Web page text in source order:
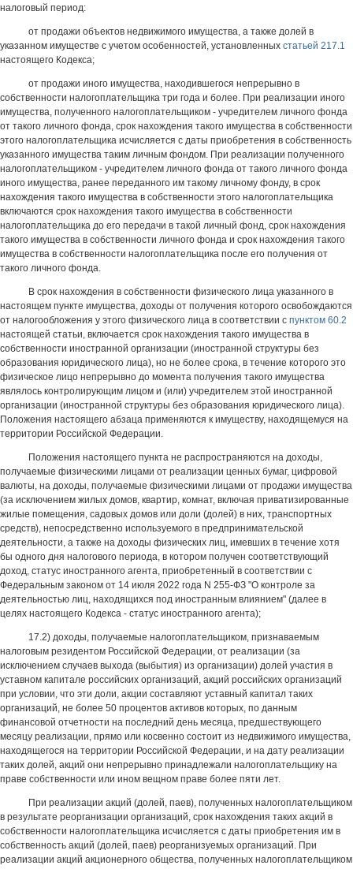
налоговый период:
от продажи объектов недвижимого имущества, а также долей в
указанном имуществе с учетом особенностей, установленных статьей 217.1
настоящего Кодекса;
от продажи иного имущества, находившегося непрерывно в
собственности налогоплательщика три года и более. При реализации иного
имущества, полученного налогоплательщиком - учредителем личного фонда
от такого личного фонда, срок нахождения такого имущества в собственности
этого налогоплательщика исчисляется с даты приобретения в собственность
указанного имущества таким личным фондом. При реализации полученного
налогоплательщиком - учредителем личного фонда от такого личного фонда
иного имущества, ранее переданного им такому личному фонду, в срок
нахождения такого имущества в собственности этого налогоплательщика
включаются срок нахождения такого имущества в собственности
налогоплательщика до его передачи в такой личный фонд, срок нахождения
такого имущества в собственности личного фонда и срок нахождения такого
имущества в собственности налогоплательщика после его получения от
такого личного фонда.
В срок нахождения в собственности физического лица указанного в
настоящем пункте имущества, доходы от получения которого освобождаются
от налогообложения у этого физического лица в соответствии с пунктом 60.2
настоящей статьи, включается срок нахождения такого имущества в
собственности иностранной организации (иностранной структуры без
образования юридического лица), но не более срока, в течение которого это
физическое лицо непрерывно до момента получения такого имущества
являлось контролирующим лицом и (или) учредителем этой иностранной
организации (иностранной структуры без образования юридического лица).
Положения настоящего абзаца применяются к имуществу, находящемуся на
территории Российской Федерации.
Положения настоящего пункта не распространяются на доходы,
получаемые физическими лицами от реализации ценных бумаг, цифровой
валюты, на доходы, получаемые физическими лицами от продажи имущества
(за исключением жилых домов, квартир, комнат, включая приватизированные
жилые помещения, садовых домов или доли (долей) в них, транспортных
средств), непосредственно используемого в предпринимательской
деятельности, а также на доходы физических лиц, имевших в течение хотя
бы одного дня налогового периода, в котором получен соответствующий
доход, статус иностранного агента, приобретенный в соответствии с
Федеральным законом от 14 июля 2022 года N 255-ФЗ "О контроле за
деятельностью лиц, находящихся под иностранным влиянием" (далее в
целях настоящего Кодекса - статус иностранного агента);
17.2) доходы, получаемые налогоплательщиком, признаваемым
налоговым резидентом Российской Федерации, от реализации (за
исключением случаев выхода (выбытия) из организации) долей участия в
уставном капитале российских организаций, акций российских организаций
при условии, что эти доли, акции составляют уставный капитал таких
организаций, не более 50 процентов активов которых, по данным
финансовой отчетности на последний день месяца, предшествующего
месяцу реализации, прямо или косвенно состоит из недвижимого имущества,
находящегося на территории Российской Федерации, и на дату реализации
таких долей, акций они непрерывно принадлежали налогоплательщику на
праве собственности или ином вещном праве более пяти лет.
При реализации акций (долей, паев), полученных налогоплательщиком
в результате реорганизации организаций, срок нахождения таких акций в
собственности налогоплательщика исчисляется с даты приобретения им в
собственность акций (долей, паев) реорганизуемых организаций. При
реализации акций акционерного общества, полученных налогоплательщиком